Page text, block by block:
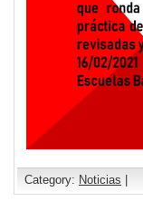
Category: Noticias |